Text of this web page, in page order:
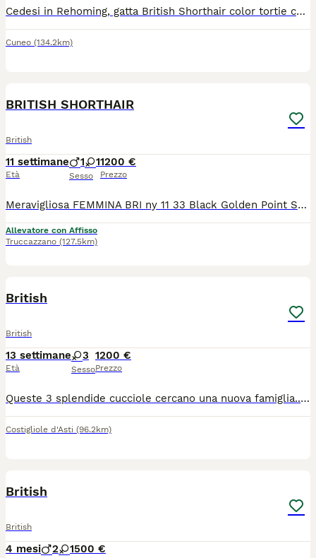
Cedesi in Rehoming, gatta British Shorthair color tortie con bianco. Cercasi famiglia per questa splendida gatta, possibilmente senza altri gatti in casa. La gatta è sterilizzata, vaccinata e testata Filf e Felv. Richiesto rimborso spese.
Cuneo (134.2km)
BRITISH SHORTHAIR
British
11 settimane
Età
1 1
Sesso
1200 €
Prezzo
Meravigliosa FEMMINA BRI ny 11 33 Black Golden Point Shaded e meraviglioso maschio ny 11 Black Golden Shaded. Pedigree ENFI PKD negativo , libretto sanitario, doppio vaccino, microchip. Genitori testati FIV/Felv negativi, PKD negativo. Per info 3488077518 Miss Candy
Allevatore con Affisso
Truccazzano (127.5km)
British
British
13 settimane
Età
3
Sesso
1200 €
Prezzo
Queste 3 splendide cucciole cercano una nuova famiglia....la mamma è una british Longhair mentre il papà è un highland straight ( scottish a pelo lungo) verranno cedute con doppia vaccinazione sverminati Microchip e con pedigree ENFI entro l'anno di età c'è l'obbligo di sterilizzazione entrambi i genitori visibili in allevamento e con tutti i test di salute
Costigliole d'Asti (96.2km)
British
British
4 mesi 2 1500 €